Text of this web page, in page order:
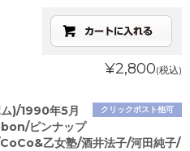
¥2,800(税込)
クリックポスト他可
)/1990年5月
ピンナップ
乙女塾/酒井法子/河田純子/